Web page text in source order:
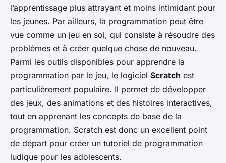
l’apprentissage plus attrayant et moins intimidant pour
les jeunes. Par ailleurs, la programmation peut être
vue comme un jeu en soi, qui consiste à résoudre des
problèmes et à créer quelque chose de nouveau.
Parmi les outils disponibles pour apprendre la
programmation par le jeu, le logiciel Scratch est
particulièrement populaire. Il permet de développer
des jeux, des animations et des histoires interactives,
tout en apprenant les concepts de base de la
programmation. Scratch est donc un excellent point
de départ pour créer un tutoriel de programmation
ludique pour les adolescents.